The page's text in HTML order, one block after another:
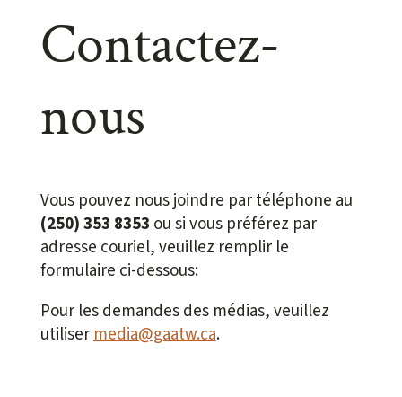
Contactez-
nous
Vous pouvez nous joindre par téléphone au
(250) 353 8353 ou si vous préférez par
adresse couriel, veuillez remplir le
formulaire ci-dessous:
Pour les demandes des médias, veuillez
utilisermedia@gaatw.ca.